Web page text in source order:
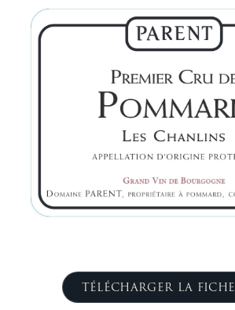
TÉLÉCHARGER LA FICHE